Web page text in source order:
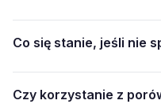
Co się stanie, jeśli nie
Czy korzystanie z